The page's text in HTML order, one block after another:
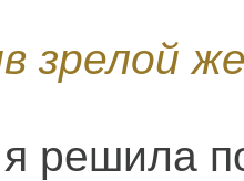
зрелой
решила